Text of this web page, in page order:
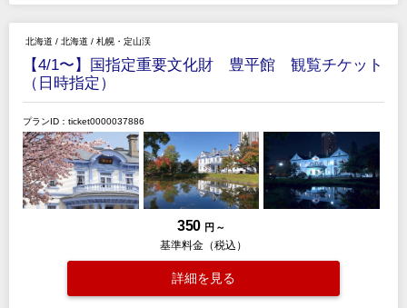
北海道 / 北海道 / 札幌・定山渓
【4/1〜】国指定重要文化財 豊平館 観覧チケット
（日時指定）
プランID：ticket0000037886
350 円 ～
基準料金（税込）
詳細を見る